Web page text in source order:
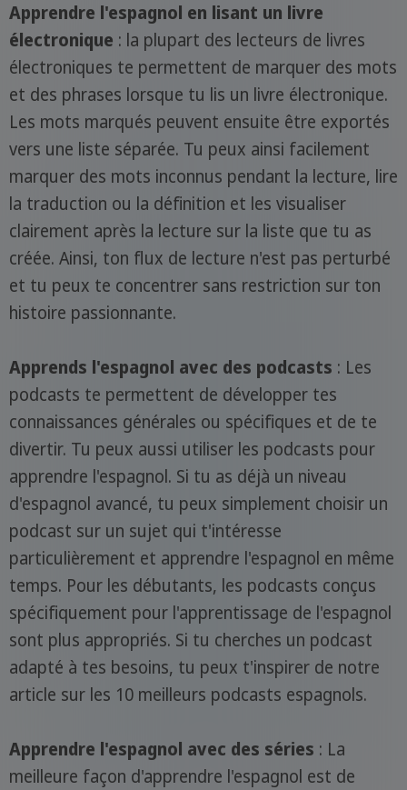
Apprendre l'espagnol en lisant un livre
électronique : la plupart des lecteurs de livres
électroniques te permettent de marquer des mots
et des phrases lorsque tu lis un livre électronique.
Les mots marqués peuvent ensuite être exportés
vers une liste séparée. Tu peux ainsi facilement
marquer des mots inconnus pendant la lecture, lire
la traduction ou la définition et les visualiser
clairement après la lecture sur la liste que tu as
créée. Ainsi, ton flux de lecture n'est pas perturbé
et tu peux te concentrer sans restriction sur ton
histoire passionnante.
Apprends l'espagnol avec des podcasts : Les
podcasts te permettent de développer tes
connaissances générales ou spécifiques et de te
divertir. Tu peux aussi utiliser les podcasts pour
apprendre l'espagnol. Si tu as déjà un niveau
d'espagnol avancé, tu peux simplement choisir un
podcast sur un sujet qui t'intéresse
particulièrement et apprendre l'espagnol en même
temps. Pour les débutants, les podcasts conçus
spécifiquement pour l'apprentissage de l'espagnol
sont plus appropriés. Si tu cherches un podcast
adapté à tes besoins, tu peux t'inspirer de notre
article sur les 10 meilleurs podcasts espagnols.
Apprendre l'espagnol avec des séries : La
meilleure façon d'apprendre l'espagnol est de